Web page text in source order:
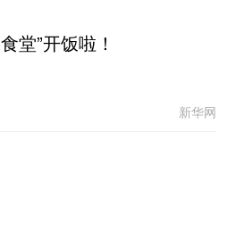
堂”开饭啦！
新华网